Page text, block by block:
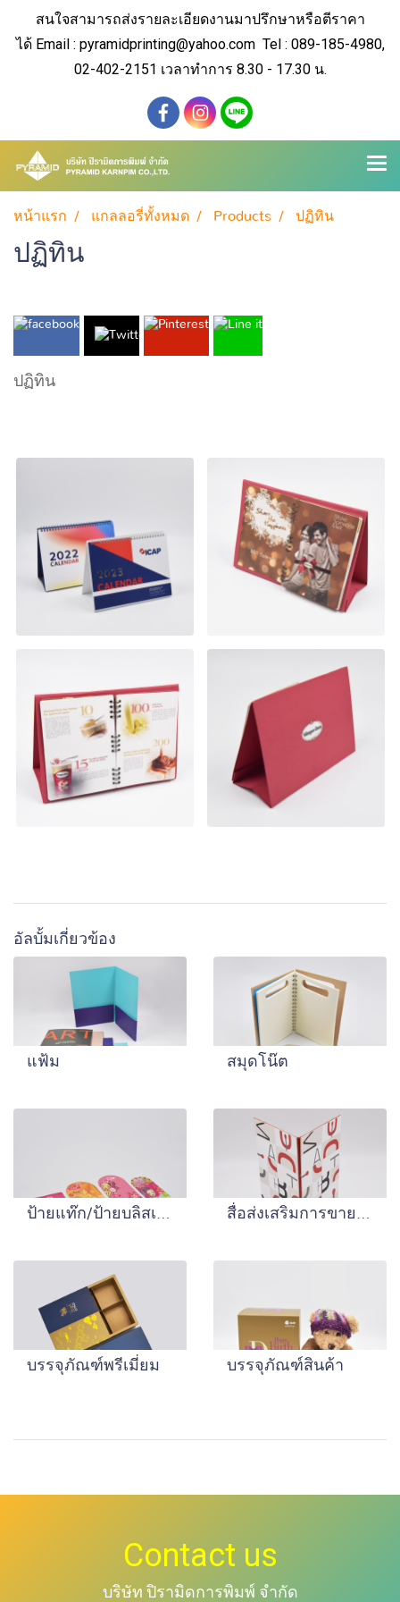
สนใจสามารถส่งรายละเอียดงานมาปรึกษาหรือตีราคา
ได้ Email : pyramidprinting@yahoo.com Tel : 089-185-4980,
02-402-2151 เวลาทำการ 8.30 - 17.30 น.
หน้าแรก แกลลอรี่ทั้งหมด Products ปฏิทิน
ปฏิทิน
ปฏิทิน
อัลบั้มเกี่ยวข้อง
แฟ้ม สมุดโน๊ต
ป้ายแท๊ก/ป้ายบลิสเตอร์ สื่อส่งเสริมการขายอื่นๆ
บรรจุภัณฑ์พรีเมี่ยม บรรจุภัณฑ์สินค้า
Contact us
บริษัท ปิรามิดการพิมพ์ จำกัด